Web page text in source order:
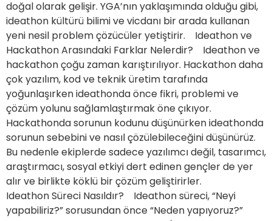
doğal olarak gelişir. YGA’nın yaklaşımında olduğu gibi,
ideathon kültürü bilimi ve vicdanı bir arada kullanan
yeni nesil problem çözücüler yetiştirir. Ideathon ve
Hackathon Arasındaki Farklar Nelerdir? Ideathon ve
hackathon çoğu zaman karıştırılıyor. Hackathon daha
çok yazılım, kod ve teknik üretim tarafında
yoğunlaşırken ideathonda önce fikri, problemi ve
çözüm yolunu sağlamlaştırmak öne çıkıyor.
Hackathonda sorunun kodunu düşünürken ideathonda
sorunun sebebini ve nasıl çözülebileceğini düşünürüz.
Bu nedenle ekiplerde sadece yazılımcı değil, tasarımcı,
araştırmacı, sosyal etkiyi dert edinen gençler de yer
alır ve birlikte köklü bir çözüm geliştirirler.
Ideathon Süreci Nasıldır? Ideathon süreci, “Neyi
yapabiliriz?” sorusundan önce “Neden yapıyoruz?”